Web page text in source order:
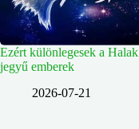
Ezért különlegesek a Halak
jegyű emberek
2026-07-21